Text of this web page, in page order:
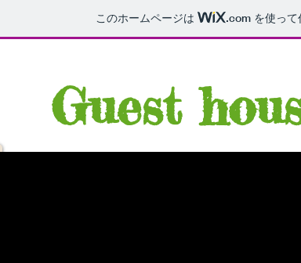
このホームページは .com を使っ
Guest